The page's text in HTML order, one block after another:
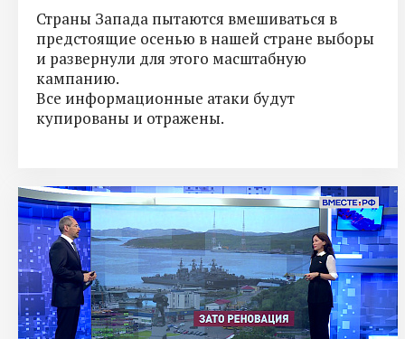
Страны Запада пытаются вмешиваться в
предстоящие осенью в нашей стране выборы
и развернули для этого масштабную
кампанию.
Все информационные атаки будут
купированы и отражены.